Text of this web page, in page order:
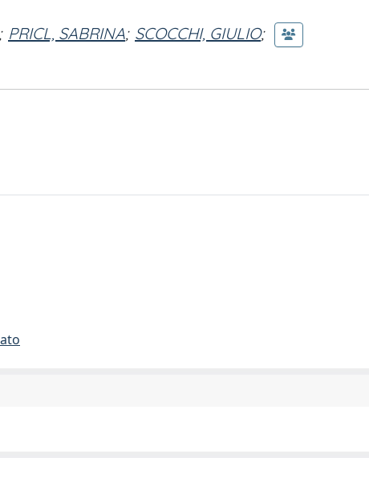
; PRICL, SABRINA; SCOCCHI, GIULIO;